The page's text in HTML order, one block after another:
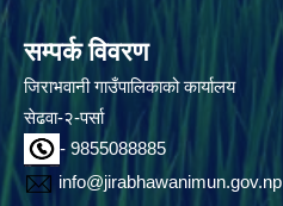
सम्पर्क विवरण
जिराभवानी गाउँपालिकाको कार्यालय
सेढवा-२-पर्सा
- 9855088885
info@jirabhawanimun.gov.np